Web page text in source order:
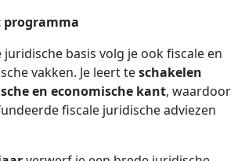
juridische basis volg je ook fiscale en
vakken. Je leert teschakelen
en economische kant, waardoor
fiscale juridische adviezen